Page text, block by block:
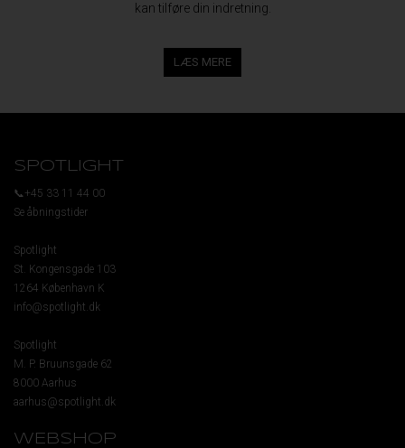
kan tilføre din indretning.
LÆS MERE
SPOTLIGHT
📞+45 33 11 44 00
Se åbningstider
Spotlight
St. Kongensgade 103
1264 København K
info@spotlight.dk
Spotlight
M. P. Bruunsgade 62
8000 Aarhus
aarhus@spotlight.dk
WEBSHOP